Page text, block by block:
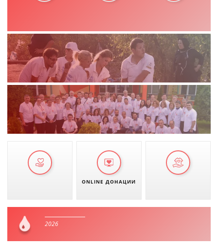
ONLINE ДОНАЦИИ
2026